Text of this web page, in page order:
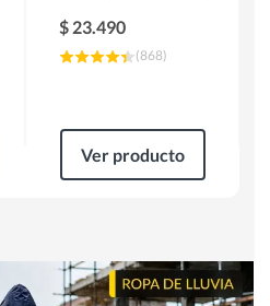
$ 23.490
(868)
Ver producto